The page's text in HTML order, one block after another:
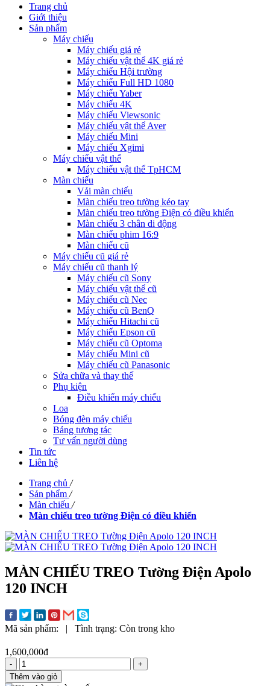
Trang chủ
Giới thiệu
Sản phẩm
Máy chiếu
Máy chiếu giá rẻ
Máy chiếu vật thể 4K giá rẻ
Máy chiếu Hội trường
Máy chiếu Full HD 1080
Máy chiếu Yaber
Máy chiếu 4K
Máy chiếu Viewsonic
Máy chiếu vật thể Aver
Máy chiếu Mini
Máy chiếu Xgimi
Máy chiếu vật thể
Máy chiếu vật thể TpHCM
Màn chiếu
Vải màn chiếu
Màn chiếu treo tường kéo tay
Màn chiếu treo tường Điện có điều khiển
Màn chiếu 3 chân di động
Màn chiếu phim 16:9
Màn chiếu cũ
Máy chiếu cũ giá rẻ
Máy chiếu cũ thanh lý
Máy chiếu cũ Sony
Máy chiếu vật thể cũ
Máy chiếu cũ Nec
Máy chiếu cũ BenQ
Máy chiếu Hitachi cũ
Máy chiếu Epson cũ
Máy chiếu cũ Optoma
Máy chiếu Mini cũ
Máy chiếu cũ Panasonic
Sửa chữa và thay thế
Phụ kiện
Điều khiển máy chiếu
Loa
Bóng đèn máy chiếu
Bảng tương tác
Tư vấn người dùng
Tin tức
Liên hệ
Trang chủ /
Sản phẩm /
Màn chiếu /
Màn chiếu treo tường Điện có điều khiển
MÀN CHIẾU TREO Tường Điện Apolo
120 INCH
Mã sản phẩm: | Tình trạng: Còn trong kho
1,600,000đ
-
+
Thêm vào giỏ